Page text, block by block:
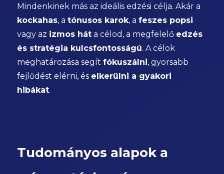
Mindenkinek más az ideális edzési célja. Akár a
kockahas, a tónusos karok, a feszes popsi
vagy az izmos háta célod, a megfelelő edzés
és stratégia kulcsfontosságú. A célok
meghatározása segít fókuszálni, gyorsabb
fejlődést elérni, és elkerülni a gyakori
hibákat.
Tudományos alapok a